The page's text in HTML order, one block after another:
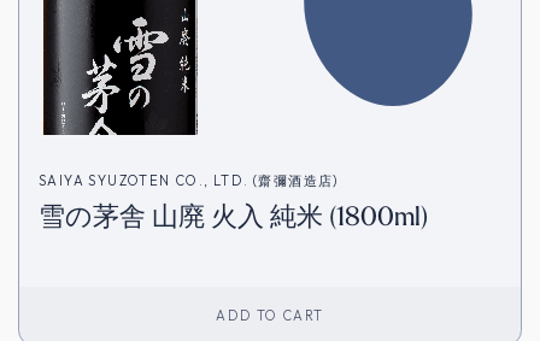
SAIYA SYUZOTEN CO., LTD. (齋彌酒造店)
雪の茅舎 山廃 火入 純米 (1800ml)
ADD TO CART